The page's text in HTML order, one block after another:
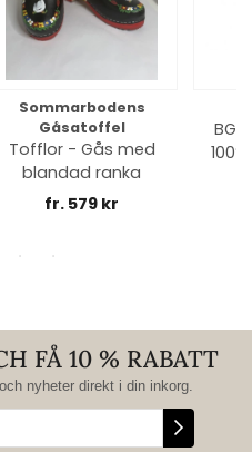
Sommarbodens
Gåsatoffel
Tofflor - Gås med
blandad ranka
fr. 579 kr
FÅ 10 % RABATT
nyheter direkt i din inkorg.